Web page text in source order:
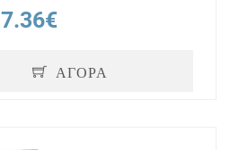
7.36€
ΑΓΟΡΑ